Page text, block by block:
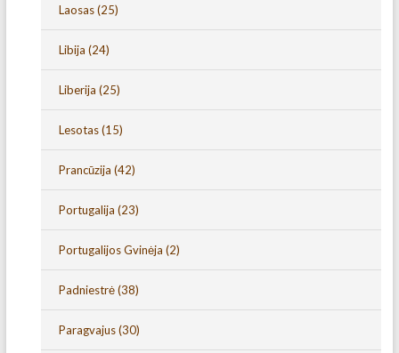
Laosas(25)
Libija (24)
Liberija (25)
Lesotas(15)
Prancūzija (42)
Portugalija (23)
Portugalijos Gvinėja (2)
Padniestrė(38)
Paragvajus(30)